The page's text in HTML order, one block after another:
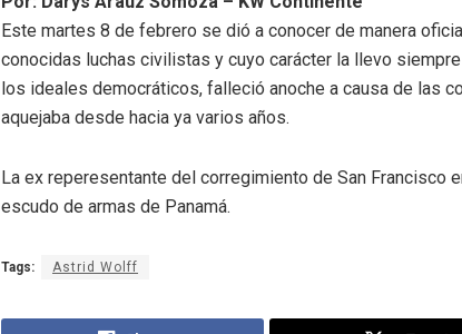
Este martes 8 de febrero se dió a conocer de manera
conocidas luchas civilistas y cuyo carácter la llevo
los ideales democráticos, falleció anoche a causa de las
aquejaba desde hacia ya varios años.
La ex reperesentante del corregimiento de San Francisco
escudo de armas de Panamá.
Tags: Astrid Wolff